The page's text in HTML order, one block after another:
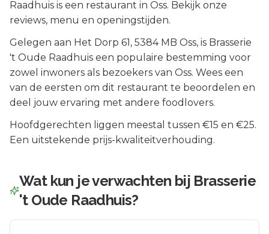
Raadhuis is een restaurant in Oss. Bekijk onze
reviews, menu en openingstijden.
Gelegen aan Het Dorp 61 , 5384 MB Oss, is Brasserie
't Oude Raadhuis een populaire bestemming voor
zowel inwoners als bezoekers van Oss. Wees een
van de eersten om dit restaurant te beoordelen en
deel jouw ervaring met andere foodlovers.
Hoofdgerechten liggen meestal tussen €15 en €25.
Een uitstekende prijs-kwaliteitverhouding.
Wat kun je verwachten bij Brasserie
't Oude Raadhuis?